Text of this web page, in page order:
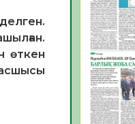
өткен
қарсы